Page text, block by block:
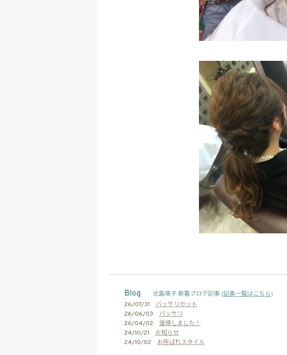
Blog 北島靖子 新着ブログ記事 (記事一覧はこちら)
26/07/31 バッサリカット
26/06/03 バッサリ
26/04/02 復帰しました！
24/10/21 お知らせ
24/10/02 お呼ばれスタイル